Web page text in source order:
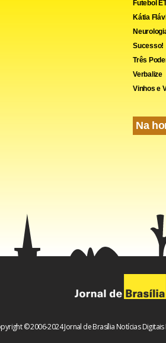
Futebol
Kátia
Sucesso!
Três
Verbalize
Vinhos e
Na
© 2006-2024 Jornal de Brasília Notícias